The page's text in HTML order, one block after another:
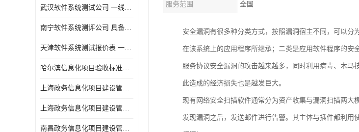
武汉软件系统测试公司 一线实验室 测试大概是需要多久时间呢
南宁软件系统测评公司 具备CMA/CNAS资质 出具正规测试报告
天津软件系统测试报价表 一线实验室 了解更多的测试信息
哈尔滨信息化项目验收标准单位
上海政务信息化项目建设管理办法价格
上海政务信息化项目建设管理办法机构
南昌政务信息化项目建设管理办法实验室
服务范围 全国
安全漏洞有很多种分类方式，按照漏洞宿主不同，可以
在该系统上的应用程序所继承；二类是应用软件程序的安
服务协议安全漏洞的攻击越来越多，同时利用病毒、木
此造成的经济损失也是越发巨大。
现有网络安全扫描软件通常分为资产收集与漏洞扫描两
发现漏洞之后，发送邮件进行告警。其主体与插件都利用